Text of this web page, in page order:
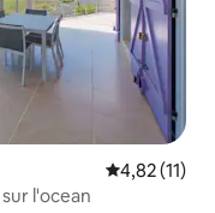
Évaluation
4,82 (11)
l'ocean